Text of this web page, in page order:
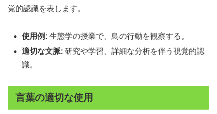
覚的認識を表します。
使用例: 生態学の授業で、鳥の行動を観察する。
適切な文脈: 研究や学習、詳細な分析を伴う視覚的認
識。
言葉の適切な使用